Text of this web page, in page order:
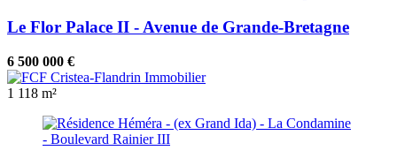
Le Flor Palace II - Avenue de Grande-Bretagne
6 500 000 €
1 118 m²